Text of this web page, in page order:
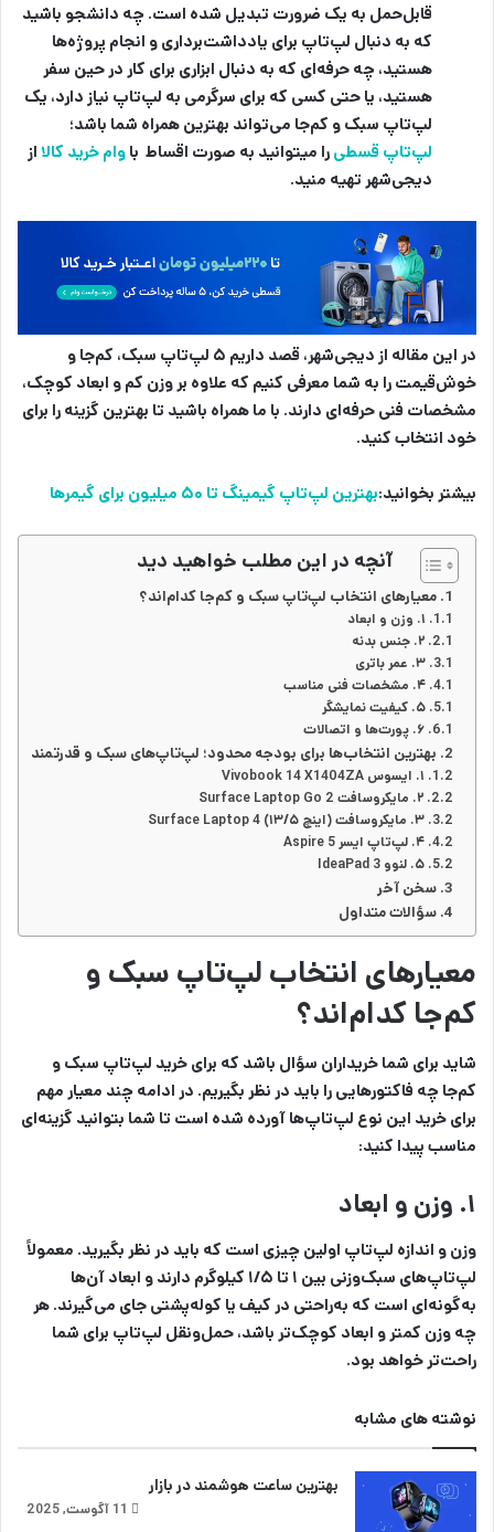
قابل‌حمل به یک ضرورت تبدیل شده است. چه دانشجو باشید
که به دنبال لپ‌تاپ برای یادداشت‌برداری و انجام پروژه‌ها
هستید، چه حرفه‌ای که به دنبال ابزاری برای کار در حین سفر
هستید، یا حتی کسی که برای سرگرمی به لپ‌تاپ نیاز دارد، یک
لپ‌تاپ سبک و کم‌جا می‌تواند بهترین همراه شما باشد؛
لپ‌تاپ قسطیرا میتوانید به صورت اقساط باوام خرید کالااز
دیجی‌شهر تهیه منید.
در این مقاله از دیجی‌شهر، قصد داریم ۵ لپ‌تاپ سبک، کم‌جا و
خوش‌قیمت را به شما معرفی کنیم که علاوه بر وزن کم و ابعاد کوچک،
مشخصات فنی حرفه‌ای دارند. با ما همراه باشید تا بهترین گزینه را برای
خود انتخاب کنید.
بیشتر بخوانید:بهترین لپ‌تاپ گیمینگ تا ۵۰ میلیون برای گیمر‌ها
آنچه در این مطلب خواهید دید
معیارهای انتخاب لپ‌تاپ سبک و کم‌جا کدام‌اند؟
۱. وزن و ابعاد
۲. جنس بدنه
۳. عمر باتری
۴. مشخصات فنی مناسب
۵. کیفیت نمایشگر
۶. پورت‌ها و اتصالات
بهترین انتخاب‌ها برای بودجه محدود؛ لپ‌تاپ‌های سبک و قدرتمند
۱. ایسوس Vivobook 14 X1404ZA
۲. مایکروسافت Surface Laptop Go 2
۳. مایکروسافت (اینچ ۵/Surface Laptop 4 (۱۳
۴. لپ‌تاپ ایسر Aspire 5
۵. لنوو IdeaPad 3
سخن آخر
سؤالات متداول
معیارهای انتخاب لپ‌تاپ سبک و
کم‌جا کدام‌اند؟
شاید برای شما خریداران سؤال باشد که برای خرید لپ‌تاپ سبک و
کم‌جا چه فاکتورهایی را باید در نظر بگیریم. در ادامه چند معیار مهم
برای خرید این نوع لپ‌تاپ‌ها آورده شده است تا شما بتوانید گزینه‌ای
مناسب پیدا کنید:
۱. وزن و ابعاد
وزن و اندازه لپ‌تاپ اولین چیزی است که باید در نظر بگیرید. معمولاً
لپ‌تاپ‌های سبک‌وزنی بین ۱ تا ۱/۵ کیلوگرم دارند و ابعاد آن‌ها
به‌گونه‌ای است که به‌راحتی در کیف یا کوله‌پشتی جای می‌گیرند. هر
چه وزن کمتر و ابعاد کوچک‌تر باشد، حمل‌ونقل لپ‌تاپ برای شما
راحت‌تر خواهد بود.
نوشته های مشابه
بهترین ساعت هوشمند در بازار
11 آگوست, 2025